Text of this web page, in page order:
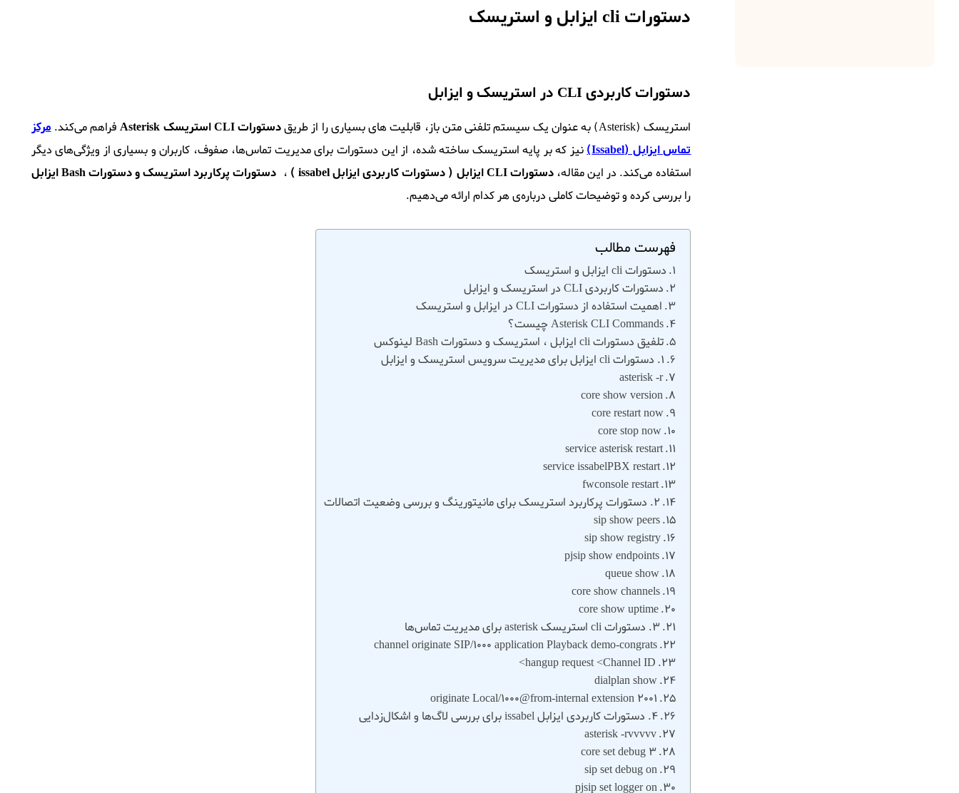
دستورات cli ایزابل و استریسک
دستورات کاربردی CLI در استریسک و ایزابل
استریسک (Asterisk) به عنوان یک سیستم تلفنی متن‌ باز، قابلیت‌ های بسیاری را از طریق دستورات CLI استریسک Asterisk فراهم می‌کند.مرکز
تماس ایزابل (Issabel)
نیز که بر پایه استریسک ساخته شده، از این دستورات برای مدیریت تماس‌ها، صفوف، کاربران و بسیاری از ویژگی‌های دیگر
استفاده می‌کند. در این مقاله،دستورات CLI ایزابل ( دستورات کاربردی ایزابل issabel ) ، دستورات پرکاربرد استریسک و دستورات Bash ایزابل
را بررسی کرده و توضیحات کاملی درباره‌ی هر کدام ارائه می‌دهیم.
فهرست مطالب
دستورات cli ایزابل و استریسک
دستورات کاربردی CLI در استریسک و ایزابل
اهمیت استفاده از دستورات CLI در ایزابل و استریسک
Asterisk CLI Commands چیست؟
تلفیق دستورات cli ایزابل ، استریسک و دستورات Bash لینوکس
1. دستورات cli ایزابل برای مدیریت سرویس استریسک و ایزابل
asterisk -r
core show version
core restart now
core stop now
service asterisk restart
service issabelPBX restart
fwconsole restart
2. دستورات پرکاربرد استریسک برای مانیتورینگ و بررسی وضعیت اتصالات
sip show peers
sip show registry
pjsip show endpoints
queue show
core show channels
core show uptime
3. دستورات cli استریسک asterisk برای مدیریت تماس‌ها
channel originate SIP/1000 application Playback demo-congrats
hangup request <Channel ID>
dialplan show
originate Local/1000@from-internal extension 2001
4. دستورات کاربردی ایزابل issabel برای بررسی لاگ‌ها و اشکال‌زدایی
asterisk -rvvvvv
core set debug 3
sip set debug on
pjsip set logger on